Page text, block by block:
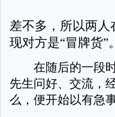
差不多，所以两
现对方是“冒牌货”。
在随后的一段时
先生问好、交流，
么，便开始以有急